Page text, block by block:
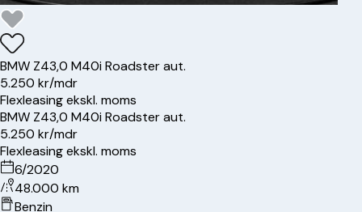
BMW Z43,0 M40i Roadster aut.
5.250 kr/mdr
Flexleasing ekskl. moms
BMW Z43,0 M40i Roadster aut.
5.250 kr/mdr
Flexleasing ekskl. moms
6/2020
48.000 km
Benzin